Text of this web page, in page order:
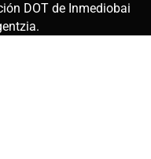
DOT de Inmediobai
.